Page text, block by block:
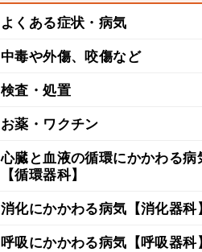
よくある症状・病気
中毒や外傷、咬傷など
検査・処置
お薬・ワクチン
心臓と血液の循環にかかわる病
【循環器科】
消化にかかわる病気【消化器科】
呼吸にかかわる病気【呼吸器科】